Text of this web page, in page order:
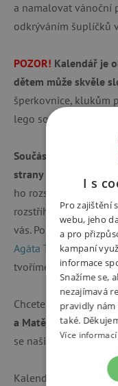
a namalovat vánoční
odkrýváním šuplíčků
POZOR! Kalendář je
dětem může skvěle
šperkovnice, klukům
lego součástek.
Součástí kalendáře je
strany šuplíčků
.
ho rozstříhat a nalepit
rozstříhat a každé
vás. Pokud chcete
Agáta TV
, kde právě
tvoříme.
Chcete již
arch s naší
a Matěje
k
se našim
návodem,
Kalendář můžete
I s
Pro zajištění
webu, jeho
a pro
kampaní
informace
Snažíme se,
nezajímavá
pravidly
také.
Více informací